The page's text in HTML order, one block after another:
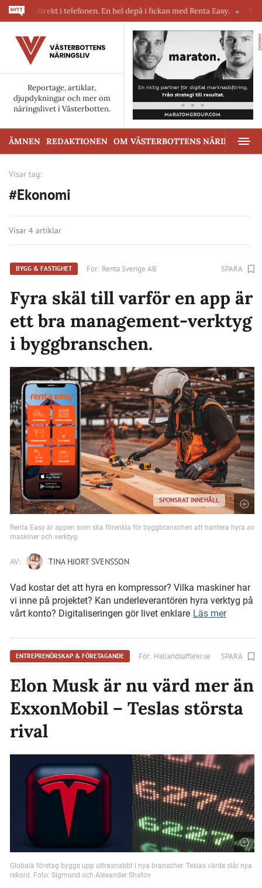
direkt i telefonen. En hel depå i fickan med Renta Easy.
Reportage, artiklar,
djupdykningar och mer om
näringslivet i Västerbotten.
ANNONS
ÄMNEN REDAKTIONEN OM VÄSTERBOTTENS NÄRINGSLIV
Visar tag:
#Ekonomi
Visar 4 artiklar
BYGG & FASTIGHET För: Renta Sverige AB SPARA
Fyra skäl till varför en app är
ett bra management-verktyg
i byggbranschen.
SPONSRAT INNEHÅLL
Renta Easy är appen som ska förenkla för byggbranschen att hantera hyra av
maskiner och verktyg.
AV: TINA HJORT SVENSSON
Vad kostar det att hyra en kompressor? Vilka maskiner har
vi inne på projektet? Kan underleverantören hyra verktyg på
vårt konto? Digitaliseringen gör livet enklare Läs mer
ENTREPRENÖRSKAP & FÖRETAGANDE För: Hallandsaffarer.se SPARA
Elon Musk är nu värd mer än
ExxonMobil – Teslas största
rival
Globala företag byggs upp ultrasnabbt i nya branscher. Teslas värde slår nya
rekord. Foto: Sigmund och Alexander Shatov